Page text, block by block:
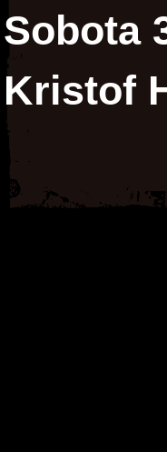
Sobota
Kristof